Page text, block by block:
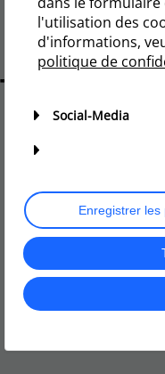
l'utilisation des
d'informations,
politique de
Social-Media
Enregistrer